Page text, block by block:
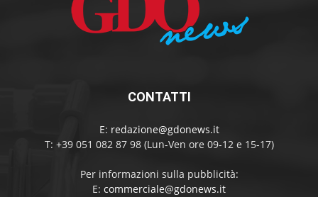
CONTATTI
E: redazione@gdonews.it
T: +39 051 082 87 98 (Lun-Ven ore 09-12 e 15-17)
Per informazioni sulla pubblicità:
E: commerciale@gdonews.it